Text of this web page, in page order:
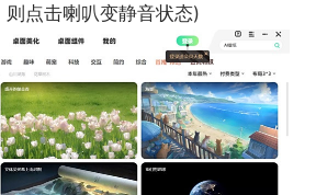
点击喇叭变静音状态)